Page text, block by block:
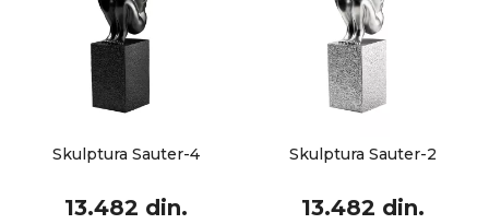
Skulptura Sauter-4
13.482 din.
Skulptura Sauter-2
13.482 din.